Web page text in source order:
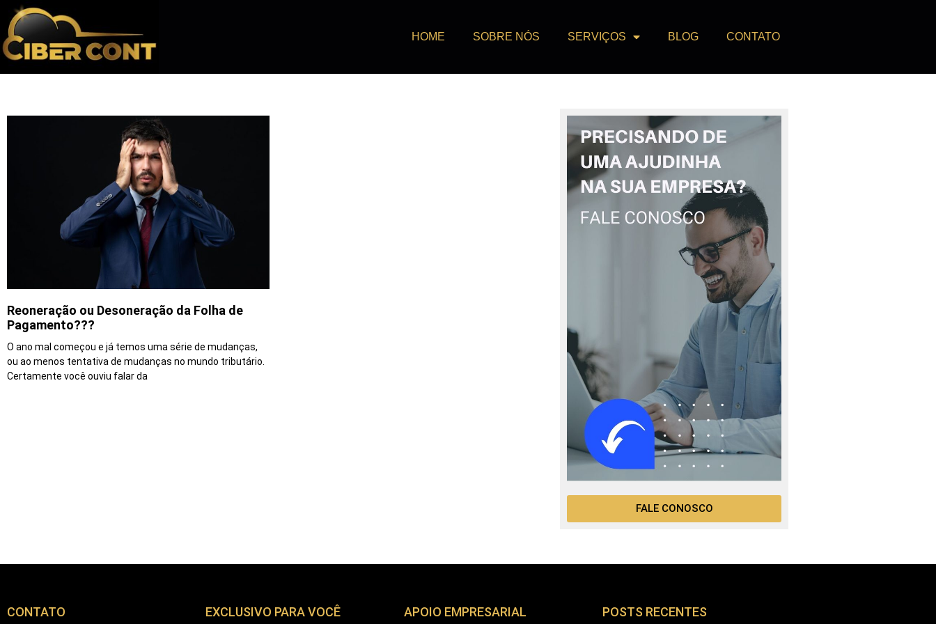
HOME SOBRE NÓS SERVIÇOS BLOG CONTATO
Reoneração ou Desoneração da Folha de
Pagamento???
O ano mal começou e já temos uma série de mudanças,
ou ao menos tentativa de mudanças no mundo tributário.
Certamente você ouviu falar da
FALE CONOSCO
CONTATO EXCLUSIVO PARA VOCÊ APOIO EMPRESARIAL POSTS RECENTES